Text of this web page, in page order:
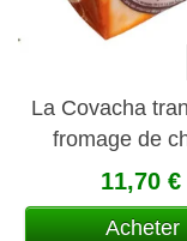
La Covacha
fromage de
payoya affiné à
d'olive et au
11,70 €
Acheter